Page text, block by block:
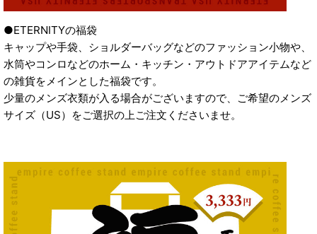
●ETERNITYの福袋
キャップや手袋、ショルダーバッグなどのファッション小物や、
水筒やコンロなどのホーム・キッチン・アウトドアアイテムなど
の雑貨をメインとした福袋です。
少量のメンズ衣類が入る場合がございますので、ご希望のメンズ
サイズ（US）をご選択の上ご注文くださいませ。